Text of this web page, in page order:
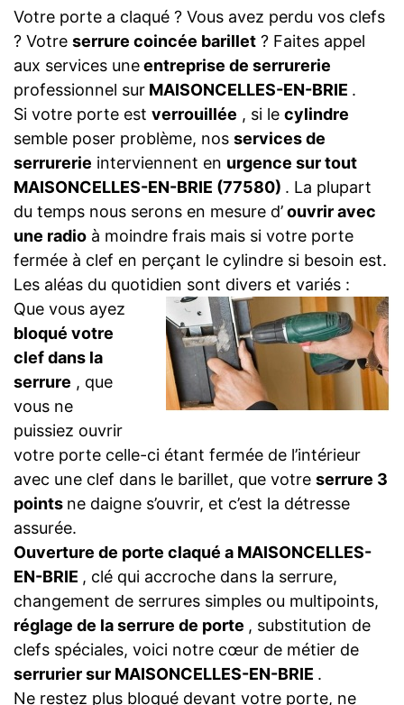
Votre porte a claqué ? Vous avez perdu vos clefs
? Votre serrure coincée barillet ? Faites appel
aux services uneentreprise de serrurerie
professionnel sur MAISONCELLES-EN-BRIE .
Si votre porte est verrouillée , si le cylindre
semble poser problème, nos services de
serrurerie interviennent en urgence sur tout
MAISONCELLES-EN-BRIE (77580) . La plupart
du temps nous serons en mesure d’ouvrir avec
une radio à moindre frais mais si votre porte
fermée à clef en perçant le cylindre si besoin est.
Les aléas du quotidien sont divers et variés :
Que vous ayez
bloqué votre
clef dans la
serrure , que
vous ne
puissiez ouvrir
votre porte celle-ci étant fermée de l’intérieur
avec une clef dans le barillet, que votre serrure 3
points ne daigne s’ouvrir, et c’est la détresse
assurée.
Ouverture de porte claqué a MAISONCELLES-
EN-BRIE , clé qui accroche dans la serrure,
changement de serrures simples ou multipoints,
réglage de la serrure de porte , substitution de
clefs spéciales, voici notre cœur de métier de
serrurier sur MAISONCELLES-EN-BRIE .
Ne restez plus bloqué devant votre porte, ne